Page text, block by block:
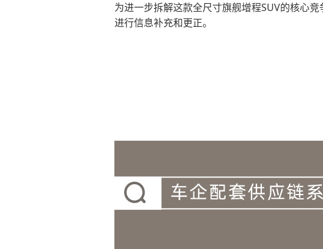
为进一步拆解这款全尺寸旗舰增程SUV的核心
进行信息补充和更正。